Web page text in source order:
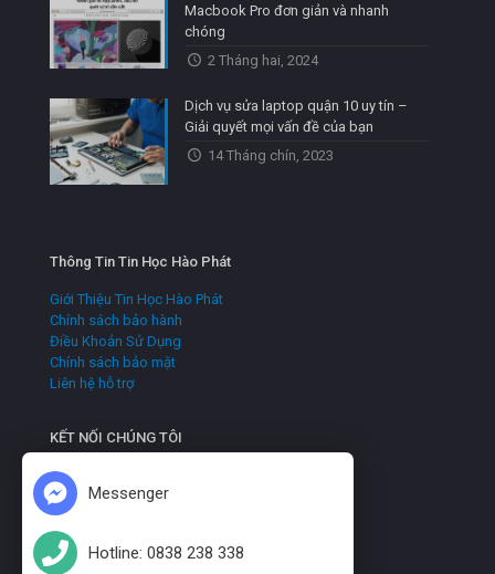
Macbook Pro đơn giản và nhanh
chóng
2 Tháng hai, 2024
Dịch vụ sửa laptop quận 10 uy tín –
Giải quyết mọi vấn đề của bạn
14 Tháng chín, 2023
Thông Tin Tin Học Hào Phát
Giới Thiệu Tin Học Hào Phát
Chính sách bảo hành
Điều Khoản Sử Dụng
Chính sách bảo mật
Liên hệ hỗ trợ
KẾT NỐI CHÚNG TÔI
Messenger
Hotline: 0838 238 338